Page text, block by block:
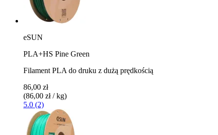
eSUN
PLA+HS Pine Green
Filament PLA do druku z dużą prędkością
86,00 zł
(86,00 zł / kg)
5.0 (2)